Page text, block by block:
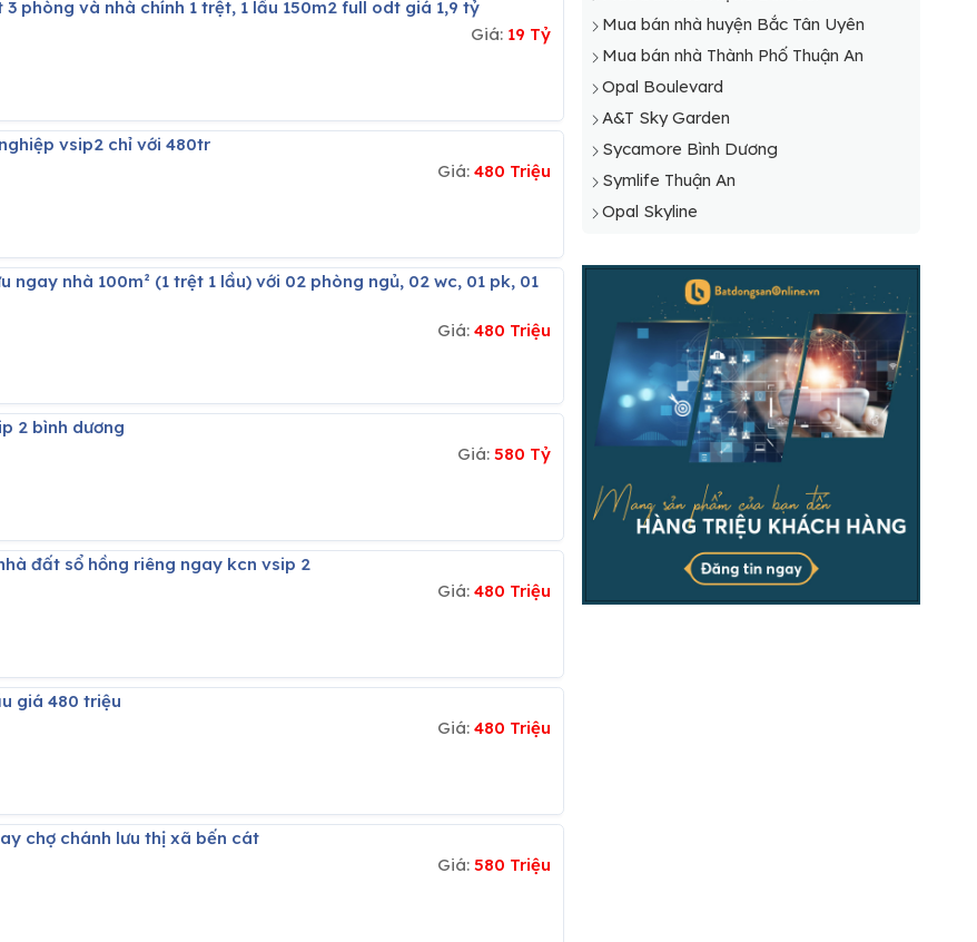
3 phòng và nhà chính 1 trệt, 1 lầu 150m2 full odt giá 1,9 tỷ
Giá: 19 Tỷ
vsip2 chỉ với 480tr
Giá:480 Triệu
Giá:480 Triệu
2 bình dương
Giá:580 Tỷ
đất sổ hồng riêng ngay kcn vsip 2
Giá:480 Triệu
giá 480 triệu
Giá:480 Triệu
chợ chánh lưu thị xã bến cát
Giá:580 Triệu
Mua bán nhà huyện Bắc Tân Uyên
Mua bán nhà Thành Phố Thuận An
Opal Boulevard
A&T Sky Garden
Sycamore Bình Dương
Symlife Thuận An
Opal Skyline